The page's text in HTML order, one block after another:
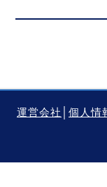
運営会社 個人情